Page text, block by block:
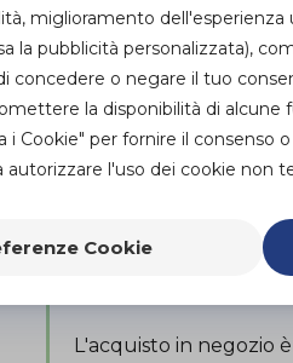
PROVA E
IN NEGOZIO
NON
ACQUISTA
NON
L'acquisto in negozio
miglioramento
la pubblicità personalizzata),
concedere o negare il tuo
la disponibilità di alcune
i Cookie" per fornire il consenso
autorizzare l'uso dei cookie non
Cookie